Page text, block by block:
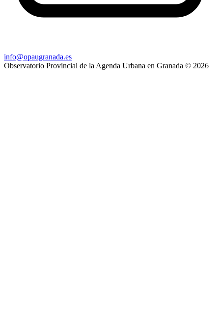
info@opaugranada.es
Observatorio Provincial de la Agenda Urbana en Granada © 2026